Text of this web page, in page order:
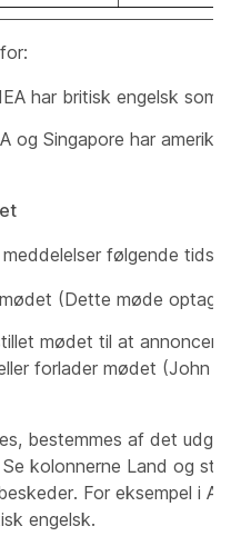
har britisk engelsk som
og Singapore har
følgende
(Dette møde
mødet til at annoncere
forlader mødet (John
bestemmes af det
kolonnerne Land og
For eksempel i
engelsk.